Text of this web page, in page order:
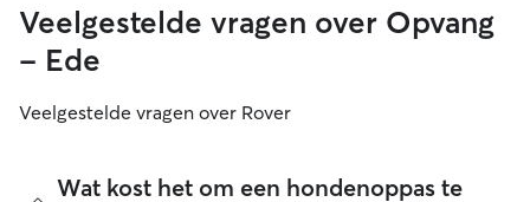
Veelgestelde vragen over Opvang
- Ede
Veelgestelde vragen over Rover
Wat kost het om een hondenoppas te